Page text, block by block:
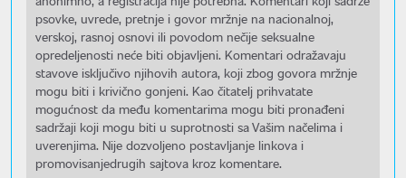
psovke, uvrede, pretnje i govor mržnje na nacionalnoj,
verskoj, rasnoj osnovi ili povodom nečije seksualne
opredeljenosti neće biti objavljeni. Komentari odražavaju
stavove isključivo njihovih autora, koji zbog govora mržnje
mogu biti i krivično gonjeni. Kao čitatelj prihvatate
mogućnost da među komentarima mogu biti pronađeni
sadržaji koji mogu biti u suprotnosti sa Vašim načelima i
uverenjima. Nije dozvoljeno postavljanje linkova i
promovisanjedrugih sajtova kroz komentare.